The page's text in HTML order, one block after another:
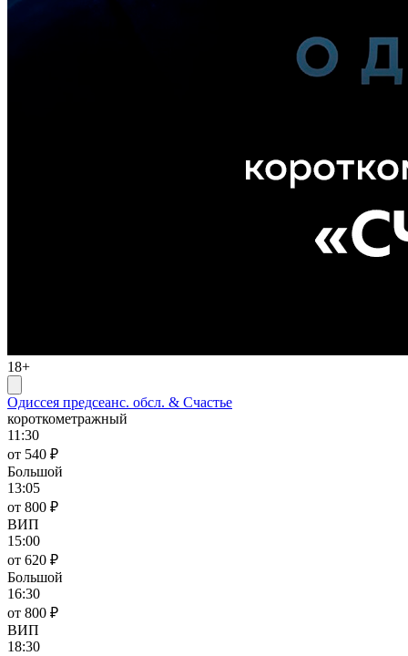
18+
Одиссея предсеанс. обсл. & Счастье
короткометражный
11:30
от 540 ₽
Большой
13:05
от 800 ₽
ВИП
15:00
от 620 ₽
Большой
16:30
от 800 ₽
ВИП
18:30